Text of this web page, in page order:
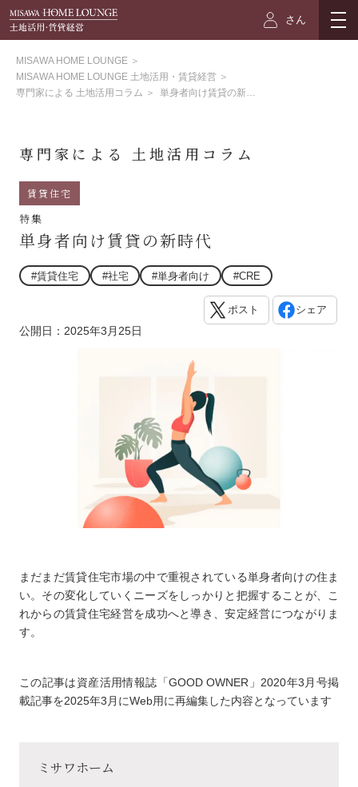
さん
MISAWA HOME LOUNGE ＞
MISAWA HOME LOUNGE 土地活用・賃貸経営 ＞
専門家による 土地活用コラム ＞ 単身者向け賃貸の新時代
専門家による 土地活用コラム
賃貸住宅
特集
単身者向け賃貸の新時代
#賃貸住宅 #社宅 #単身者向け #CRE
ポスト シェア
公開日：2025年3月25日
まだまだ賃貸住宅市場の中で重視されている単身者向けの住ま
い。その変化していくニーズをしっかりと把握することが、こ
れからの賃貸住宅経営を成功へと導き、安定経営につながりま
す。
この記事は資産活用情報誌「GOOD OWNER」2020年3月号掲
載記事を2025年3月にWeb用に再編集した内容となっています
ミサワホーム